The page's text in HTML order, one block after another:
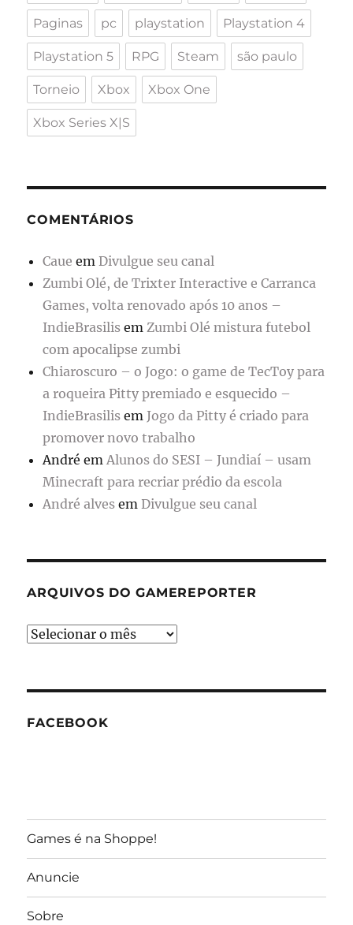
Paginas pc playstation Playstation 4
Playstation 5 RPG Steam são paulo
Torneio Xbox Xbox One
Xbox Series X|S
COMENTÁRIOS
Caue em Divulgue seu canal
Zumbi Olé, de Trixter Interactive e Carranca
Games, volta renovado após 10 anos –
IndieBrasilis em Zumbi Olé mistura futebol
com apocalipse zumbi
Chiaroscuro – o Jogo: o game de TecToy para
a roqueira Pitty premiado e esquecido –
IndieBrasilis em Jogo da Pitty é criado para
promover novo trabalho
André em Alunos do SESI – Jundiaí – usam
Minecraft para recriar prédio da escola
André alves em Divulgue seu canal
ARQUIVOS DO GAMEREPORTER
Arquivos
FACEBOOK
Games é na Shoppe!
Anuncie
Sobre